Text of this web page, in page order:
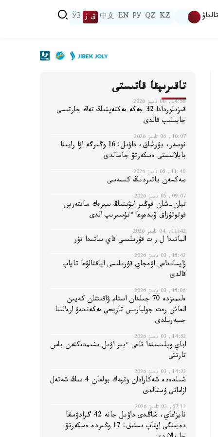
تالداۋ KZ
QZ
РУ
EN
中文 ق ز ЎЗ
تاقىرىپقا قاتىستى
14:56, 06 تامىز 2026
قىزىلوردادا 32 جەكە مەكتەپتىڭ تەڭ جارتىسى
جابىلىپ قالدى
10:07, 06 تامىز 2026
نوسەر، بۇرشاق، داۋىل: 16 وڭىرگە اۋا رايىنا
بايلانىستى ەسكەرتۋ جاسالدى
11:40, 05 تامىز 2026
سەكسەن باتىردىڭ كىسەسى
09:07, 05 تامىز 2026
تيان-شان قوڭىر ايۋىنىڭ سيرەك ساتتەرىن
فوتوتۇزاق ۆيدەوعا ءتۇسىرىپ الدى
11:42, 04 تامىز 2026
الماتىدا ل ر ت قۇرىلىسى قاي ساتىدا تۇر
15:42, 03 تامىز 2026
زايسانداعى اۋەجاي قۇرىلىسى اياقتالۋعا تاياپ
قالدى
15:06, 03 تامىز 2026
ەلىمىزدە 70 جىلدان استام ۋاقىتتان كەيىن
العاش رەت جولبارىس تاريحي مەكەندەۋ ارەالىنا
جىبەرىلدى
14:52, 03 تامىز 2026
اباي وبلىسىندا تاعى ءبىر اۋىل ىشىمدىكتەن باس
تارتتى
14:23, 03 تامىز 2026
شىلدەدە شەكارادان وتپەك بولعان 4 مىڭ شەتەل
ازاماتى ۇستالدى
07:12, 03 تامىز 2026
نايزاعاي، شاڭدى داۋىل جانە 42 گرادۋسقا
دەيىنگى اپتاپ ىستىق: 17 وڭىردە ەسكەرتۋ